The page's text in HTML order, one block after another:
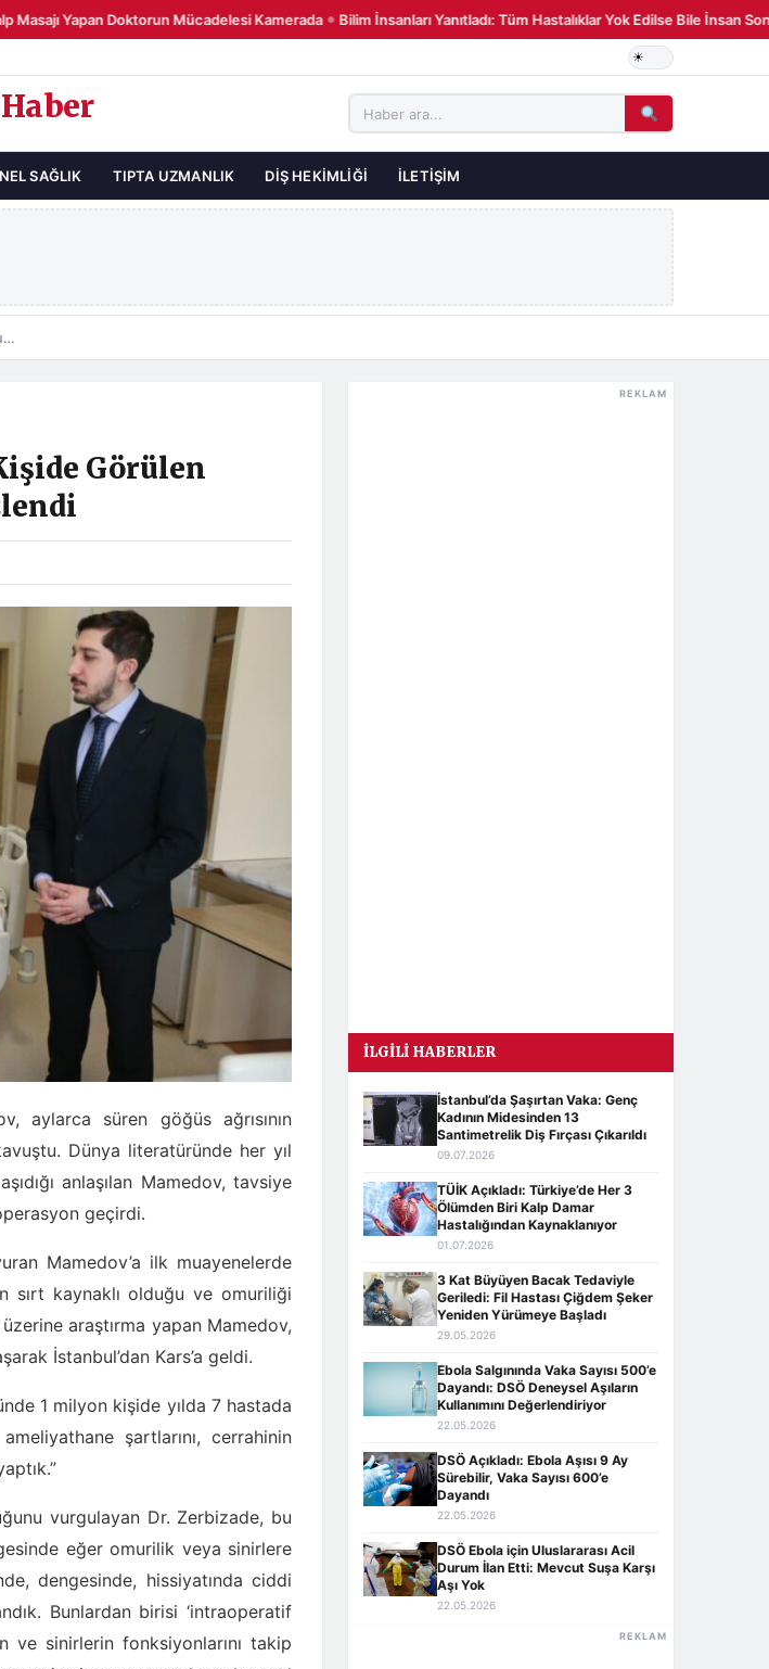
Yapan Doktorun Mücadelesi Kamerada ● Bilim İnsanları Yanıtladı: Tüm Hastalıklar Yok Edilse Bile İnsan
SAĞLIK TIPTA UZMANLIK DIŞ HEKIMLIĞI İLETIŞIM
İstanbul’dan Kars’a Geldi: Milyonda 7 Kişide Görülen Nadir Omurilik Tümörü 6 Saatte Temizlendi
Görülen
aylarca süren göğüs ağrısının
Dünya literatüründe her yıl
anlaşılan Mamedov, tavsiye
geçirdi.
Mamedov’a ilk muayenelerde
sırt kaynaklı olduğu ve omuriliği
araştırma yapan Mamedov,
İstanbul’dan Kars’a geldi.
1 milyon kişide yılda 7 hastada
şartlarını, cerrahinin
vurgulayan Dr. Zerbizade, bu
eğer omurilik veya sinirlere
dengesinde, hissiyatında ciddi
Bunlardan birisi ‘intraoperatif
ve sinirlerin fonksiyonlarını takip
REKLAM
İLGILI HABERLER
İstanbul’da Şaşırtan Vaka: Genç
Kadının Midesinden 13
Santimetrelik Diş Fırçası Çıkarıldı
09.07.2026
TÜİK Açıkladı: Türkiye’de Her 3
Ölümden Biri Kalp Damar
Hastalığından Kaynaklanıyor
01.07.2026
3 Kat Büyüyen Bacak Tedaviyle
Geriledi: Fil Hastası Çiğdem Şeker
Yeniden Yürümeye Başladı
29.05.2026
Ebola Salgınında Vaka Sayısı 500’e
Dayandı: DSÖ Deneysel Aşıların
Kullanımını Değerlendiriyor
22.05.2026
DSÖ Açıkladı: Ebola Aşısı 9 Ay
Sürebilir, Vaka Sayısı 600’e
Dayandı
22.05.2026
DSÖ Ebola için Uluslararası Acil
Durum İlan Etti: Mevcut Suşa Karşı
Aşı Yok
22.05.2026
REKLAM